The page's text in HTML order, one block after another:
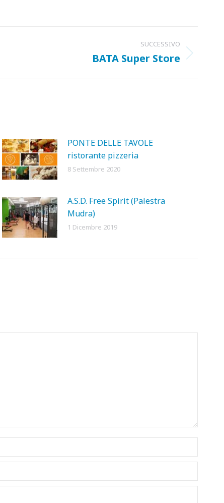
SUCCESSIVO
BATA Super Store
PONTE DELLE TAVOLE
ristorante pizzeria
8 Settembre 2020
A.S.D. Free Spirit (Palestra
Mudra)
1 Dicembre 2019